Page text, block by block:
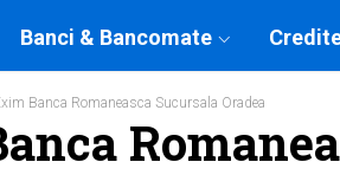
Banci & Bancomate
Banca Romaneasca Sucursala Oradea